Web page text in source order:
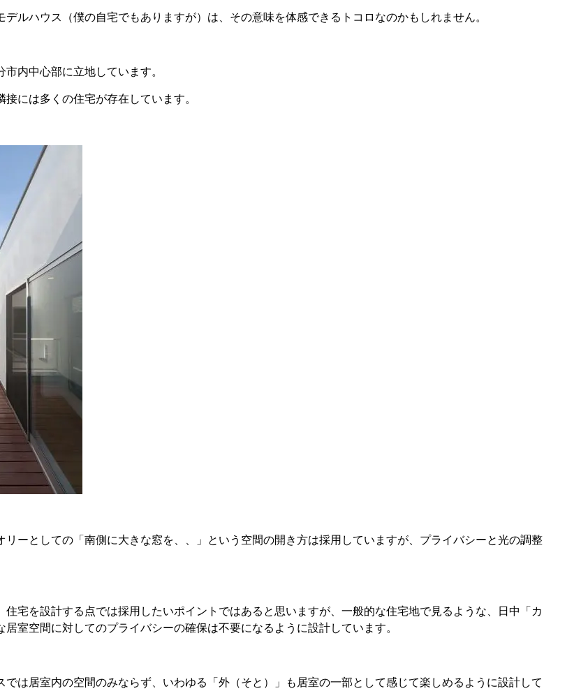
デルハウス（僕の自宅でもありますが）は、その意味を体感できるトコロなのかもしれません。
内中心部に立地しています。
には多くの住宅が存在しています。
リーとしての「南側に大きな窓を、、」という空間の開き方は採用していますが、プライバシーと光の調整
住宅を設計する点では採用したいポイントではあると思いますが、一般的な住宅地で見るような、日中「カ
室空間に対してのプライバシーの確保は不要になるように設計しています。
では居室内の空間のみならず、いわゆる「外（そと）」も居室の一部として感じて楽しめるように設計して